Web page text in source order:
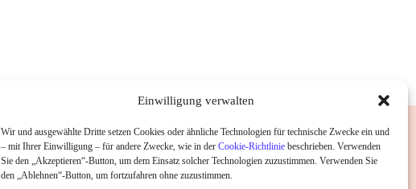
Einwilligung verwalten
Wir und ausgewählte Dritte setzen Cookies oder ähnliche Technologien für technische Zwecke ein und
– mit Ihrer Einwilligung – für andere Zwecke, wie in der Cookie-Richtlinie beschrieben. Verwenden
Sie den „Akzeptieren“-Button, um dem Einsatz solcher Technologien zuzustimmen. Verwenden Sie
den „Ablehnen“-Button, um fortzufahren ohne zuzustimmen.